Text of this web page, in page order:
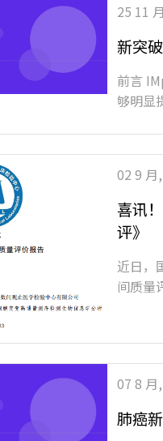
25 11
新突
前言
够明显
02 9 月
喜讯
评》
近日，
间质量
07 8 月
肺癌